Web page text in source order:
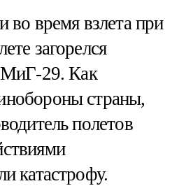
во время взлета при
загорелся
МиГ-29. Как
страны,
полетов
катастрофу.